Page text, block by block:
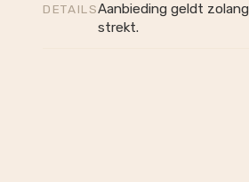
DETAILSAanbieding geldt
strekt.